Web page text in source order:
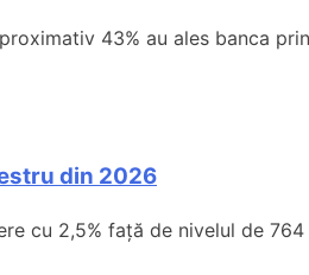
43% au ales banca
din 2026
cu 2,5% față de nivelul de